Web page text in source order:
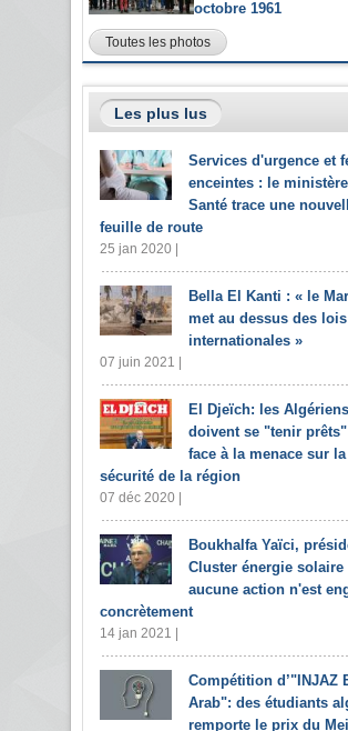
octobre 1961
Toutes les photos
Les plus lus
Services d'urgence et
enceintes : le
Santé trace une
feuille de route
25 jan 2020 |
Bella El Kanti : « le
met au dessus des lois
internationales »
07 juin 2021 |
El Djeïch: les Algériens
doivent se "tenir
face à la menace sur la
sécurité de la région
07 déc 2020 |
Boukhalfa Yaïci,
Cluster énergie solaire
aucune action n'est
concrètement
14 jan 2021 |
Compétition d’"INJAZ
Arab": des étudiants
remporte le prix du